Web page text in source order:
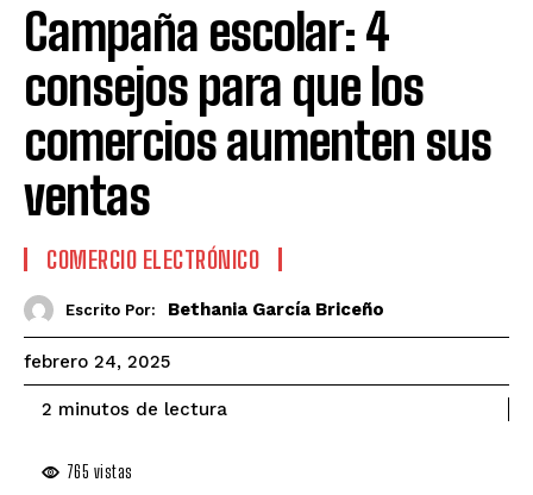
Campaña escolar: 4
consejos para que los
comercios aumenten sus
ventas
COMERCIO ELECTRÓNICO
Escrito Por: Bethania García Briceño
febrero 24, 2025
2 minutos de lectura
765 vistas